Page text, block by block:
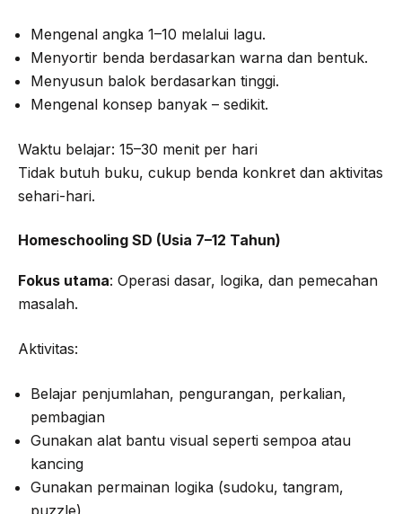
Mengenal angka 1–10 melalui lagu.
Menyortir benda berdasarkan warna dan bentuk.
Menyusun balok berdasarkan tinggi.
Mengenal konsep banyak – sedikit.
Waktu belajar: 15–30 menit per hari
Tidak butuh buku, cukup benda konkret dan aktivitas
sehari-hari.
Homeschooling SD (Usia 7–12 Tahun)
Fokus utama: Operasi dasar, logika, dan pemecahan
masalah.
Aktivitas:
Belajar penjumlahan, pengurangan, perkalian,
pembagian
Gunakan alat bantu visual seperti sempoa atau
kancing
Gunakan permainan logika (sudoku, tangram,